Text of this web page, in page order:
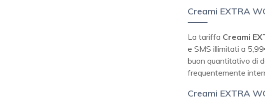
Creami EXTRA
La tariffa Creami
e SMS illimitati a
buon quantitativo di
frequentemente
Creami EXTRA